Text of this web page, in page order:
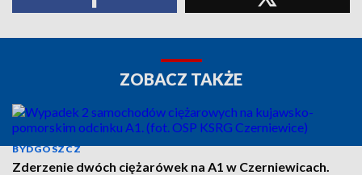
ZOBACZ TAKŻE
BYDGOSZCZ
Zderzenie dwóch ciężarówek na A1 w Czerniewicach.